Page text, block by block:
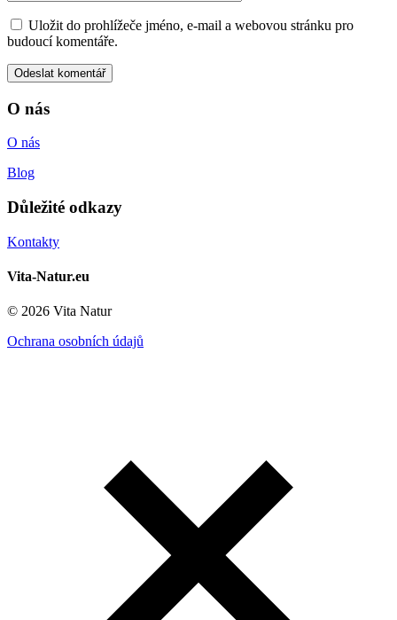
Uložit do prohlížeče jméno, e-mail a webovou stránku pro
budoucí komentáře.
O nás
O nás
Blog
Důležité odkazy
Kontakty
Vita-Natur.eu
© 2026 Vita Natur
Ochrana osobních údajů